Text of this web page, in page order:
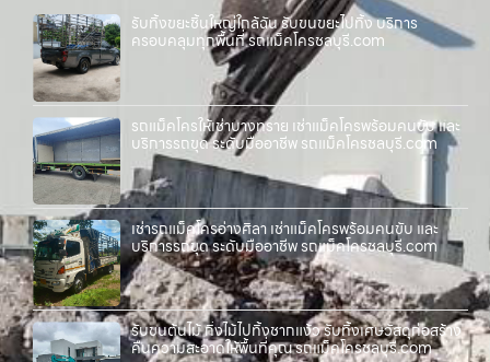
รับทิ้งขยะชิ้นใหญ่ใกล้ฉัน รับขนขยะไปทิ้ง บริการ
ครอบคลุมทุกพื้นที่ รถแม็คโครชลบุรี.com
รถแม็คโครให้เช่าบางทราย เช่าแม็คโครพร้อมคนขับ และ
บริการรถขุด ระดับมืออาชีพ รถแม็คโครชลบุรี.com
เช่ารถแม็คโครอ่างศิลา เช่าแม็คโครพร้อมคนขับ และ
บริการรถขุด ระดับมืออาชีพ รถแม็คโครชลบุรี.com
รับขนต้นไม้ กิ่งไม้ไปทิ้งชากแง้ว รับทิ้งเศษวัสดุก่อสร้าง
คืนความสะอาดให้พื้นที่คุณ รถแม็คโครชลบุรี.com